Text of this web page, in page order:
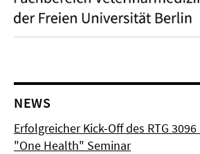
NEWS
Erfolgreicher Kick-Off des RTG
"One Health" Seminar